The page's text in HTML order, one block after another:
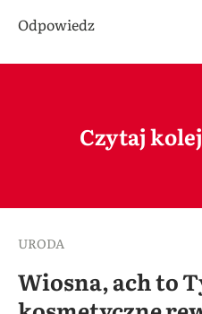
Odpowiedz
Czytaj
URODA
Wiosna, ach to